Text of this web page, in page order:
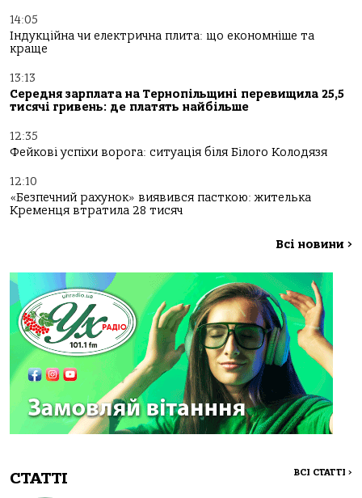
14:05
Індукційна чи електрична плита: що економніше та
краще
13:13
Середня зарплата на Тернопільщині перевищила 25,5
тисячі гривень: де платять найбільше
12:35
Фейкові успіхи ворога: ситуація біля Білого Колодязя
12:10
«Безпечний рахунок» виявився пасткою: жителька
Кременця втратила 28 тисяч
Всі новини >
СТАТТІ ВСІ СТАТТІ >